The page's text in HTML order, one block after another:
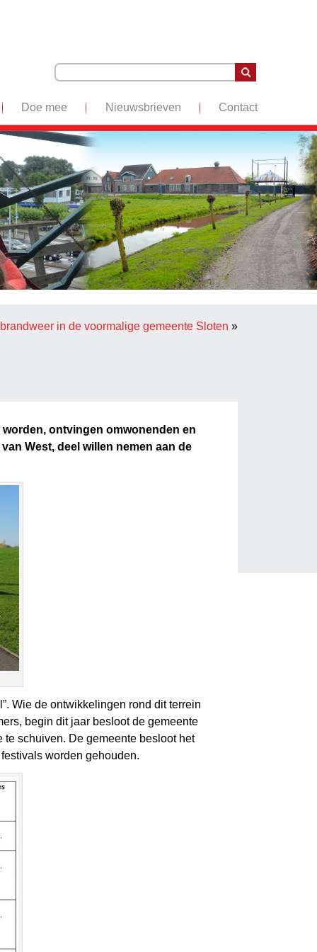
Doe mee Nieuwsbrieven Contact
in de voormalige gemeente Sloten »
ontvingen omwonenden en
West, deel willen nemen aan de
Wie de ontwikkelingen rond dit terrein
begin dit jaar besloot de gemeente
schuiven. De gemeente besloot het
worden gehouden.